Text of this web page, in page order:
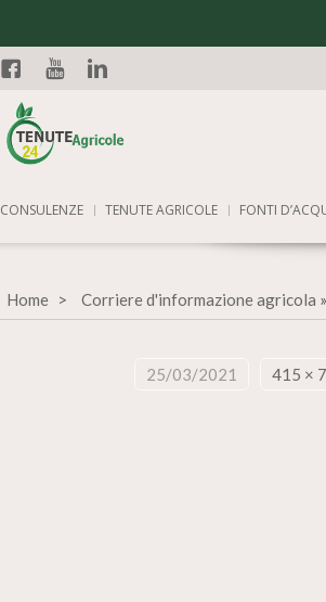
Facebook
CONSULENZE TENUTE AGRICOLE FONTI
Home Corriere d'informazione agricola »
25/03/2021 415 ×